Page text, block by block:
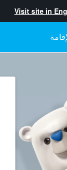
Visit site in